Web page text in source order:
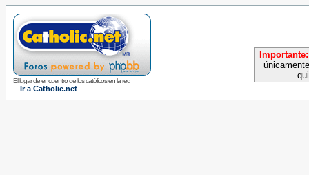
El lugar de encuentro de los católicos en la red
Ir a Catholic.net
Importante: